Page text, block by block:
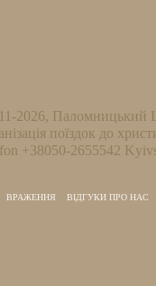
2026, Паломницький
поїздок до
+38050-2655542
ВРАЖЕННЯ ВІДГУКИ ПРО НАС